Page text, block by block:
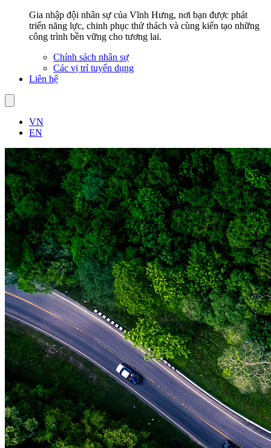
Gia nhập đội nhân sự của Vĩnh Hưng, nơi bạn được phát
triển năng lực, chinh phục thử thách và cùng kiến tạo những
công trình bền vững cho tương lai.
Chính sách nhân sự
Các vị trí tuyển dụng
Liên hệ
VN
EN